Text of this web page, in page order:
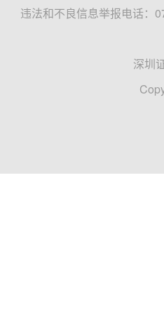
违法和不良信息举报电话：
深圳